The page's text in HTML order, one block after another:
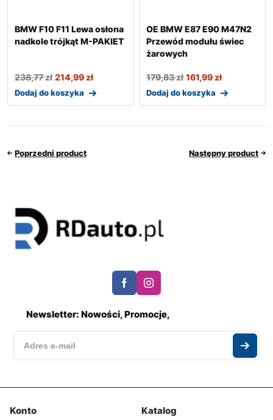
BMW F10 F11 Lewa osłona
nadkole trójkąt M-PAKIET
238,77zł 214,99zł
Dodaj do koszyka
OE BMW E87 E90 M47N2
Przewód modułu świec
żarowych
179,83zł 161,99zł
Dodaj do koszyka
Poprzedni product Następny product
Newsletter: Nowości, Promocje,
Konto
Katalog